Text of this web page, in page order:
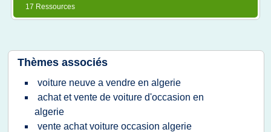
17 Ressources
Thèmes associés
voiture neuve a vendre en algerie
achat et vente de voiture d'occasion en
algerie
vente achat voiture occasion algerie